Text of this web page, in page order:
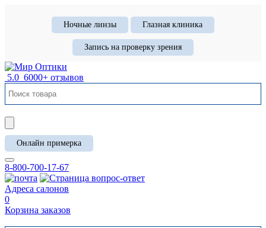
Ночные линзы Глазная клиника
Запись на проверку зрения
5.0 6000+ отзывов
Онлайн примерка
8-800-700-17-67
Адреса салонов
0
Корзина заказов